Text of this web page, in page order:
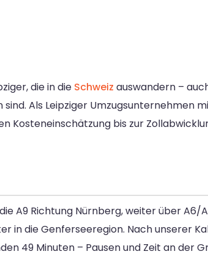
die in die Schweiz auswandern –
Als Leipziger Umzugsunternehmen
Kosteneinschätzung bis zur
A9 Richtung Nürnberg, weiter über A6/
in die Genferseeregion. Nach unserer
49 Minuten – Pausen und Zeit an der